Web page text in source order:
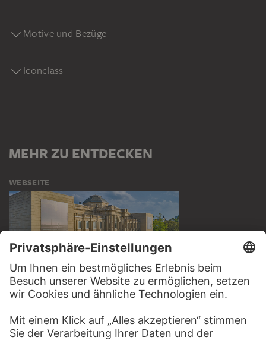
Motive und Bezüge
Iconclass
MEHR ZU ENTDECKEN
WEBSEITE
BESUCHEN SIE DAS
STÄDEL MUSEUM